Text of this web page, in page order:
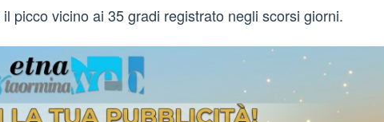
picco vicino ai 35 gradi registrato negli scorsi giorni.